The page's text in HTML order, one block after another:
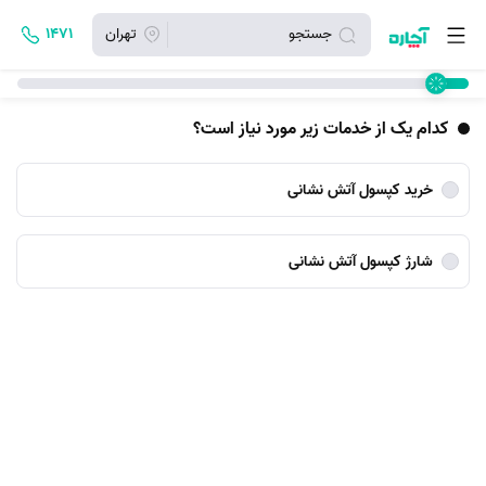
جستجو تهران ۱۴۷۱
کدام یک از خدمات زیر مورد نیاز است؟
خرید کپسول آتش نشانی
شارژ کپسول آتش نشانی